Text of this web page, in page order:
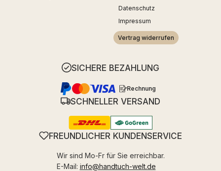
Datenschutz
Impressum
Vertrag widerrufen
SICHERE BEZAHLUNG
Rechnung
SCHNELLER VERSAND
FREUNDLICHER KUNDENSERVICE
Wir sind Mo-Fr für Sie erreichbar.
E-Mail: info@handtuch-welt.de